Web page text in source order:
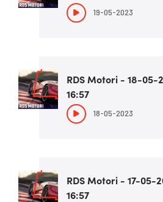
19-05-2023
RDS Motori - 18-05-
16:57
18-05-2023
RDS Motori - 17-05-
16:57